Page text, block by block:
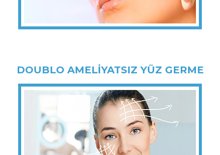
DOUBLO AMELİYATSIZ YÜZ GERME